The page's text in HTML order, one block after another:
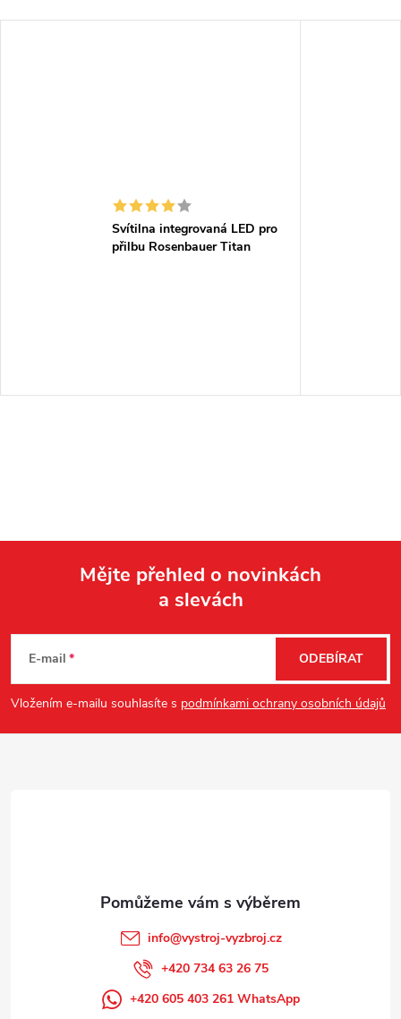
Svítilna integrovaná LED pro
přilbu Rosenbauer Titan
p
Mějte přehled o novinkách
a slevách
E-mail
Vložením e-mailu souhlasíte s podmínkami ochrany osobních údajů
ODEBÍRAT
info@vystroj-vyzbroj.cz
+420 734 63 26 75
+420 605 403 261 WhatsApp